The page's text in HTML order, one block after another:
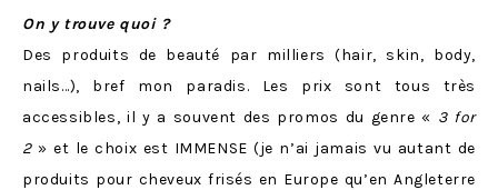
On y trouve quoi?
Des produits de beauté par milliers (hair, skin, body,
nails…), bref mon paradis. Les prix sont tous très
accessibles, il y a souvent des promos du genre « 3 for
2» et le choix est IMMENSE (je n’ai jamais vu autant de
produits pour cheveux frisés en Europe qu’en Angleterre